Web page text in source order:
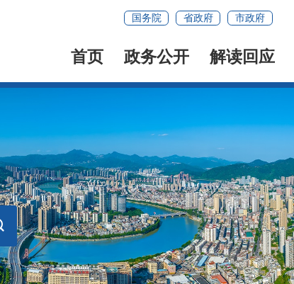
国务院 省政府 市政府
首页 政务公开 解读回应